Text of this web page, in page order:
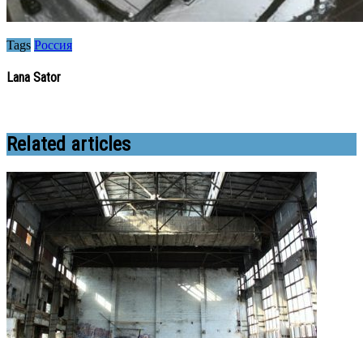
Tags Россия
Lana Sator
Related articles